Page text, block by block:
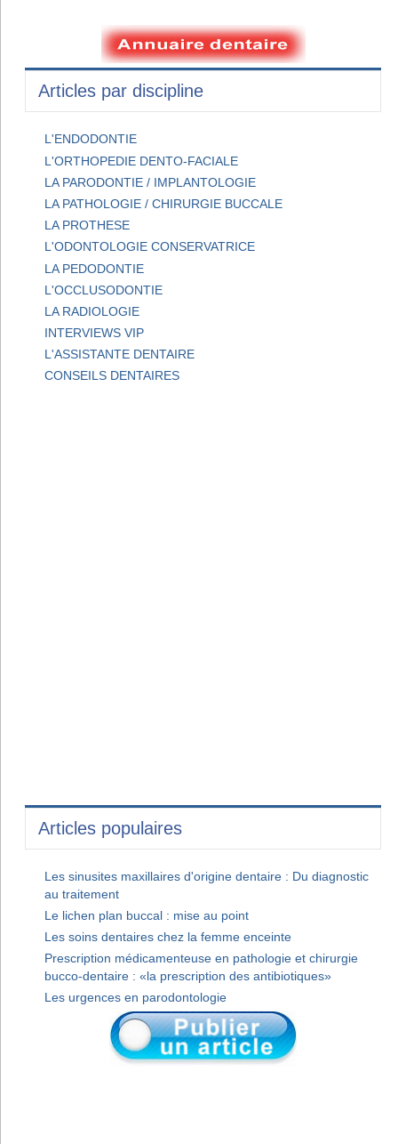
Articles par discipline
L'ENDODONTIE
L'ORTHOPEDIE DENTO-FACIALE
LA PARODONTIE / IMPLANTOLOGIE
LA PATHOLOGIE / CHIRURGIE BUCCALE
LA PROTHESE
L'ODONTOLOGIE CONSERVATRICE
LA PEDODONTIE
L'OCCLUSODONTIE
LA RADIOLOGIE
INTERVIEWS VIP
L'ASSISTANTE DENTAIRE
CONSEILS DENTAIRES
Articles populaires
Les sinusites maxillaires d'origine dentaire : Du diagnostic
au traitement
Le lichen plan buccal : mise au point
Les soins dentaires chez la femme enceinte
Prescription médicamenteuse en pathologie et chirurgie
bucco-dentaire : «la prescription des antibiotiques»
Les urgences en parodontologie